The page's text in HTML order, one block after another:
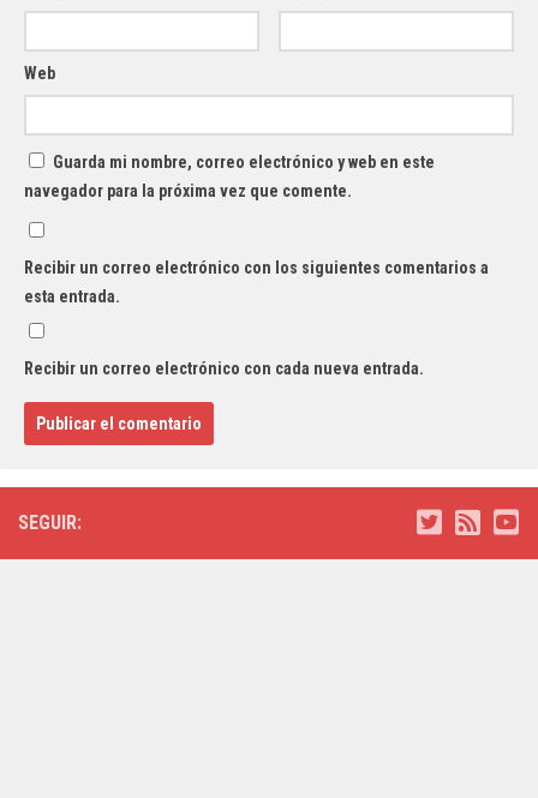
Web
Guarda mi nombre, correo electrónico y web en este
navegador para la próxima vez que comente.
Recibir un correo electrónico con los siguientes comentarios a
esta entrada.
Recibir un correo electrónico con cada nueva entrada.
SEGUIR: